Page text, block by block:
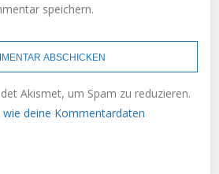
speichern.
Akismet, um Spam zu reduzieren.
deine Kommentardaten